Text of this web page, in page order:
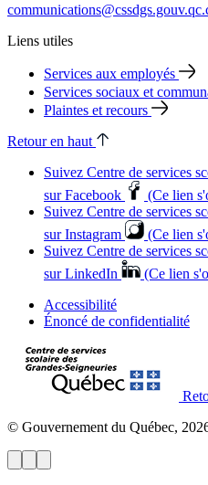
Liens utiles
Services aux employés
Services sociaux et
Plaintes et recours
Retour en haut
Suivez Centre de services
sur Facebook
(Ce lien
Suivez Centre de services
sur Instagram
(Ce lien
Suivez Centre de services
sur LinkedIn
(Ce lien
Accessibilité
Énoncé de confidentialité
© Gouvernement du Québec,